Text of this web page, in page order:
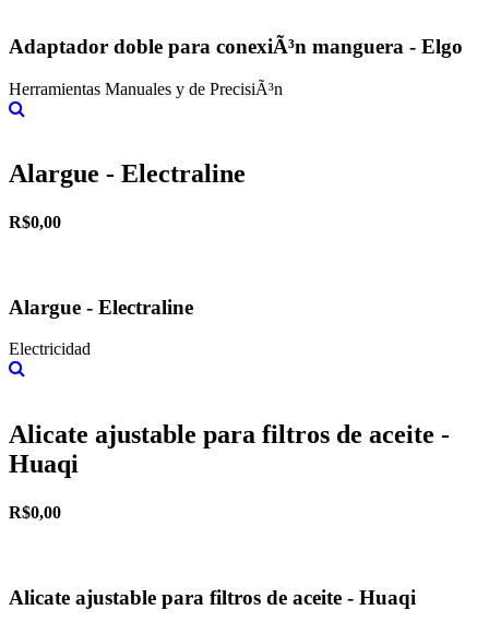
Adaptador doble para conexiÃ³n manguera - Elgo
Herramientas Manuales y de PrecisiÃ³n
Alargue - Electraline
R$0,00
Alargue - Electraline
Electricidad
Alicate ajustable para filtros de aceite -
Huaqi
R$0,00
Alicate ajustable para filtros de aceite - Huaqi